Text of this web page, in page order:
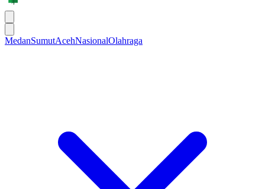
MedanSumutAcehNasionalOlahraga